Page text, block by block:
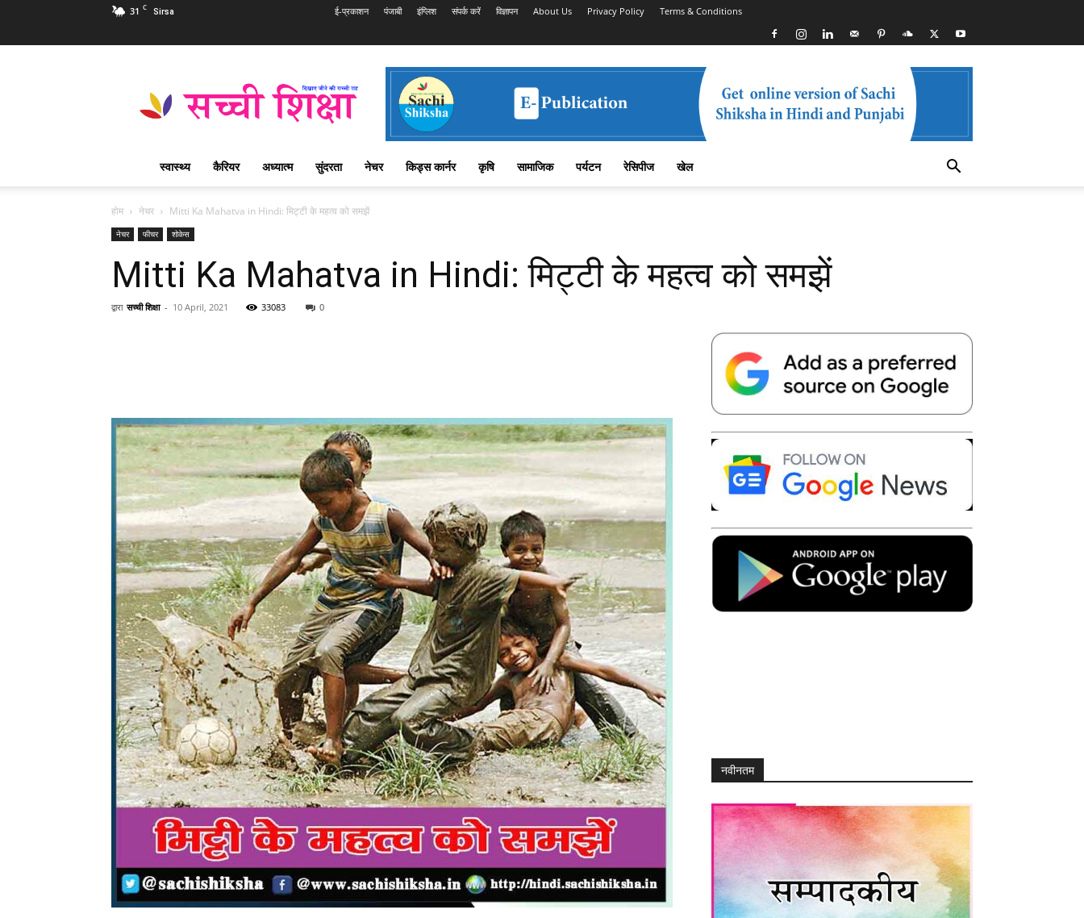
31 C Sirsa ई-प्रकाशन पंजाबी इंग्लिश संपर्क करें विज्ञापन About Us Privacy Policy Terms & Conditions
Shiksha
शिक्षा
पत्रिका
स्वास्थ्य कैरियर अध्यात्म सुंदरता नेचर किड्स कार्नर कृषि सामाजिक पर्यटन रेसिपीज खेल
होम नेचर Mitti Ka Mahatva in Hindi: मिट्टी के महत्व को समझें
नेचर फीचर शोकेस
Mitti Ka Mahatva in Hindi: मिट्टी के महत्व को समझें
द्वारा सच्ची शिक्षा - 10 April, 2021 33083 0
Telegram Copy URL
नवीनतम